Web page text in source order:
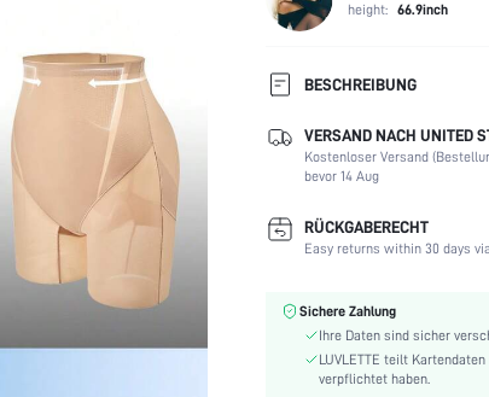
height: 66.9inch
BESCHREIBUNG
GRÖSSEN TIPP: Für einen
bevorzugst, würden wir dir raten eine
Gewebeelastizität:
Stil:
Futter:
Material:
Eigenschaften:
Zusammensetzung:
VERSAND NACH UNITED
Kostenloser Versand
bevor 14 Aug
RÜCKGABERECHT
Easy returns within 30 days
Sichere Zahlung
Ihre Daten sind sicher
LUVLETTE teilt
verpflichtet haben.